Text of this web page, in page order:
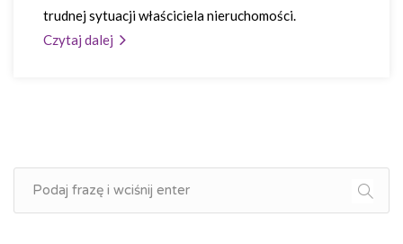
trudnej sytuacji właściciela nieruchomości.
Czytaj dalej